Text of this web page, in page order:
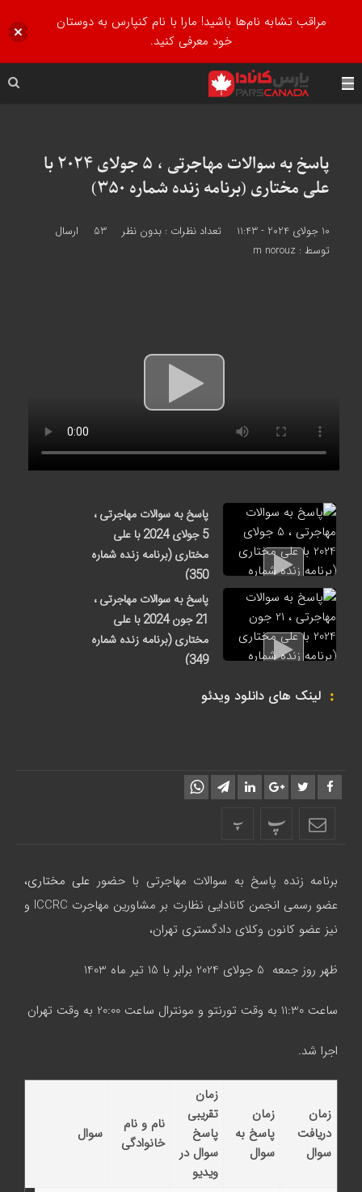
پاسخ به سوالات مهاجرتی ، 5 جولای 2024 با
علی مختاری (برنامه زنده شماره 350)
10 جولای 2024 - 11:43 تعداد نظرات : بدون نظر
ارسال
توسط : m norouz
پاسخ به سوالات مهاجرتی ،
5 جولای 2024 با علی
مختاری (برنامه زنده شماره
350)
1 هفته قبل
پاسخ به سوالات مهاجرتی ،
21 جون 2024 با علی
مختاری (برنامه زنده شماره
349)
لینک های دانلود ویدئو
پ پ
برنامه زنده پاسخ به سوالات مهاجرتی با حضور علی مختاری،
عضو رسمی انجمن کانادایی نظارت بر مشاورین مهاجرت ICCRC و
نیز عضو کانون وکلای دادگستری تهران،
ظهر روز جمعه 5 جولای 2024 برابر با 15 تیر ماه 1403
ساعت 11:30 به وقت تورنتو و مونترال ساعت 20:00 به وقت تهران
اجرا شد.
زمان
دریافت
سوال
زمان
پاسخ به
سوال
زمان
تقریبی
پاسخ
سوال در
ویدیو
نام و نام
خانوادگی
سوال
مراقب تشابه نام‌ها باشید! مارا با نام کنپارس به دوستان
خود معرفی کنید.